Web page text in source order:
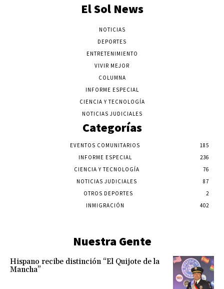
El Sol News
NOTICIAS
DEPORTES
ENTRETENIMIENTO
VIVIR MEJOR
COLUMNA
INFORME ESPECIAL
CIENCIA Y TECNOLOGÍA
NOTICIAS JUDICIALES
Categorías
EVENTOS COMUNITARIOS
185
INFORME ESPECIAL
236
CIENCIA Y TECNOLOGÍA
76
NOTICIAS JUDICIALES
87
OTROS DEPORTES
2
INMIGRACIÓN
402
Nuestra Gente
Hispano recibe distinción “El Quijote de la
Mancha”